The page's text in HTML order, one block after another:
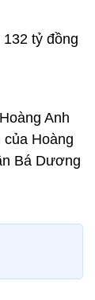
tỷ đồng
Anh
của Hoàng
Bá Dương